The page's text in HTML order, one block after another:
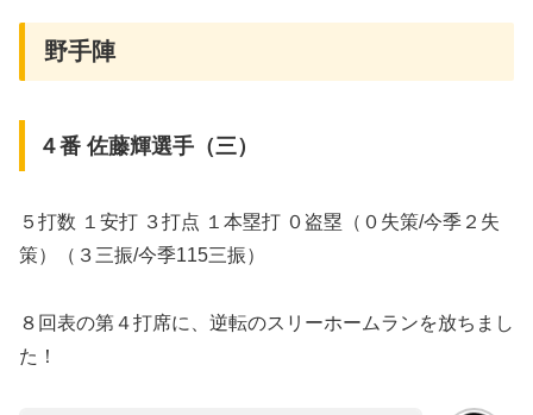
野手陣
４番 佐藤輝選手（三）
５打数 １安打 ３打点 １本塁打 ０盗塁（０失策/今季２失
策）（３三振/今季115三振）
８回表の第４打席に、逆転のスリーホームランを放ちまし
た！